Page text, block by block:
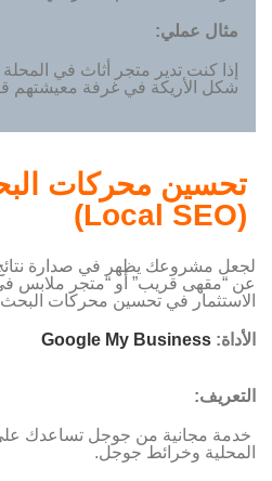
مثال عملي:
إذا كنت تدير متجر أثاث في
شكل الأريكة في غرفة معيشتهم
تحسين محركات
(Local SEO)
لجعل مشروعك يظهر في صدارة
عن “مقهى قريب” أو “متجر ملابس
الاستثمار في تحسين محركات البحث
الأداة:
Google My Business
خدمة مجانية من جوجل تساعدك
المحلية وخرائط جوجل.